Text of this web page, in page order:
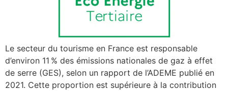
Le secteur du tourisme en France est responsable
d’environ 11 % des émissions nationales de gaz à effet
de serre (GES), selon un rapport de l’ADEME publié en
2021. Cette proportion est supérieure à la contribution